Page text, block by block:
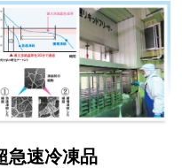
急速冷凍品